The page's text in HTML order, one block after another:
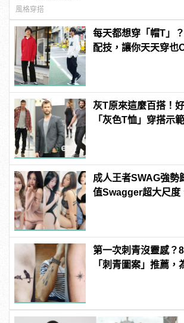
風格穿搭
每天都想穿「帽T」
配技，讓你天天穿也
灰T原來這麼百搭！
「灰色T恤」穿搭示
成人王者SWAG強勢
值Swagger超大尺度
第一次刺青沒靈感？
「刺青圖案」推薦，